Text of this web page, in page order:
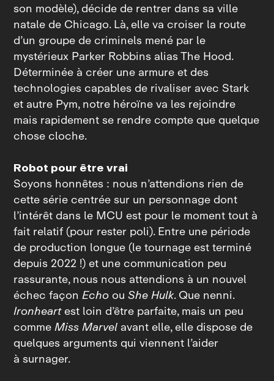
son modèle), décide de rentrer dans sa ville
natale de Chicago. Là, elle va croiser la route
d’un groupe de criminels mené par le
mystérieux Parker Robbins alias The Hood.
Déterminée à créer une armure et des
technologies capables de rivaliser avec Stark
et autre Pym, notre héroïne va les rejoindre
mais rapidement se rendre compte que quelque
chose cloche.
Robot pour être vrai
Soyons honnêtes : nous n’attendions rien de
cette série centrée sur un personnage dont
l’intérêt dans le MCU est pour le moment tout à
fait relatif (pour rester poli). Entre une période
de production longue (le tournage est terminé
depuis 2022 !) et une communication peu
rassurante, nous nous attendions à un nouvel
échec façonEcho ouShe Hulk. Que nenni.
Ironheartest loin d’être parfaite, mais un peu
commeMiss Marvel avant elle, elle dispose de
quelques arguments qui viennent l’aider
à surnager.